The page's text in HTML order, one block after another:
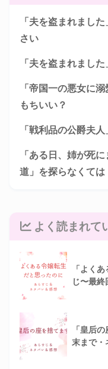
「夫を盗まれまし
さい
「夫を盗まれまし
「帝国一の悪女に
もちいい？
「戦利品の公爵夫
「ある日、姉が死
道」を探らなくては
よく読まれて
「よく
じ〜最
「皇后
末まで・